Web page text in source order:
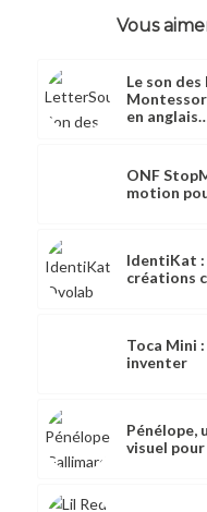
Vous
Le son
en
ONF
motion
IdentiKat :
créations
Toca Mini
inventer
Pénélope,
visuel